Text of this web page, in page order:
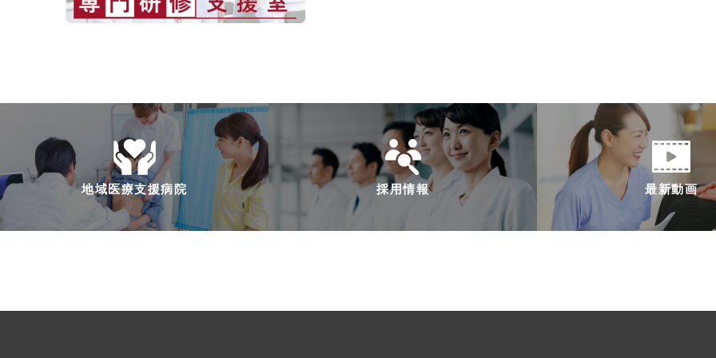
地域医療支援病院 採用情報 最新動画